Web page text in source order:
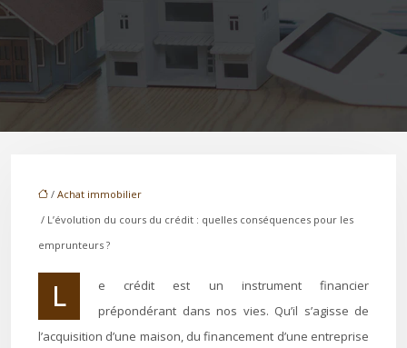
/ Achat immobilier
/ L’évolution du cours du crédit : quelles conséquences pour les
emprunteurs ?
Le crédit est un instrument financier
prépondérant dans nos vies. Qu’il s’agisse de
l’acquisition d’une maison, du financement d’une entreprise